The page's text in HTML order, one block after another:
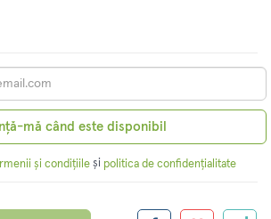
mă când este disponibil
și condițiile și politica de confidențialitate